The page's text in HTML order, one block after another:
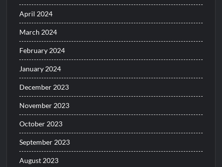
April 2024
March 2024
February 2024
January 2024
December 2023
November 2023
October 2023
September 2023
August 2023